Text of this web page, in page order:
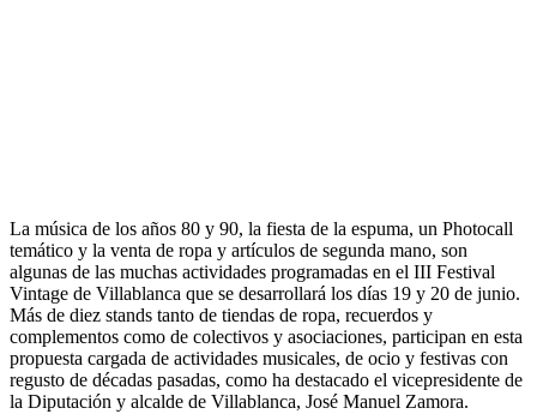
La música de los años 80 y 90, la fiesta de la espuma, un Photocall
temático y la venta de ropa y artículos de segunda mano, son
algunas de las muchas actividades programadas en el III Festival
Vintage de Villablanca que se desarrollará los días 19 y 20 de junio.
Más de diez stands tanto de tiendas de ropa, recuerdos y
complementos como de colectivos y asociaciones, participan en esta
propuesta cargada de actividades musicales, de ocio y festivas con
regusto de décadas pasadas, como ha destacado el vicepresidente de
la Diputación y alcalde de Villablanca, José Manuel Zamora.